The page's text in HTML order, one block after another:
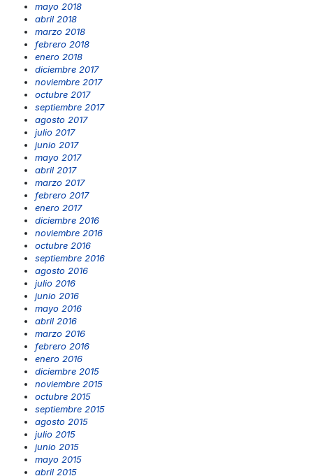
mayo 2018
abril 2018
marzo 2018
febrero 2018
enero 2018
diciembre 2017
noviembre 2017
octubre 2017
septiembre 2017
agosto 2017
julio 2017
junio 2017
mayo 2017
abril 2017
marzo 2017
febrero 2017
enero 2017
diciembre 2016
noviembre 2016
octubre 2016
septiembre 2016
agosto 2016
julio 2016
junio 2016
mayo 2016
abril 2016
marzo 2016
febrero 2016
enero 2016
diciembre 2015
noviembre 2015
octubre 2015
septiembre 2015
agosto 2015
julio 2015
junio 2015
mayo 2015
abril 2015